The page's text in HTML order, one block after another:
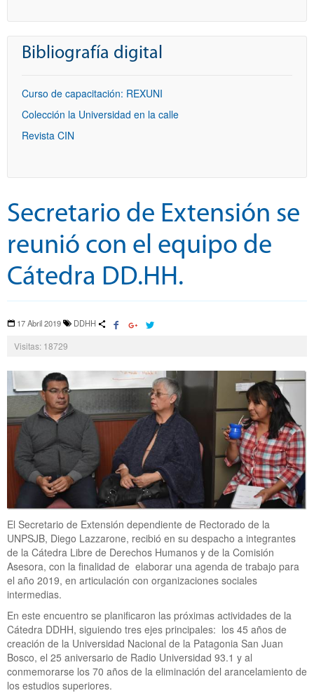
Bibliografía digital
Curso de capacitación: REXUNI
Colección la Universidad en la calle
Revista CIN
Secretario de Extensión se
reunió con el equipo de
Cátedra DD.HH.
17 Abril 2019 DDHH
Visitas: 18729
El Secretario de Extensión dependiente de Rectorado de la
UNPSJB, Diego Lazzarone, recibió en su despacho a integrantes
de la Cátedra Libre de Derechos Humanos y de la Comisión
Asesora, con la finalidad de elaborar una agenda de trabajo para
el año 2019, en articulación con organizaciones sociales
intermedias.
En este encuentro se planificaron las próximas actividades de la
Cátedra DDHH, siguiendo tres ejes principales: los 45 años de
creación de la Universidad Nacional de la Patagonia San Juan
Bosco, el 25 aniversario de Radio Universidad 93.1 y al
conmemorarse los 70 años de la eliminación del arancelamiento de
los estudios superiores.